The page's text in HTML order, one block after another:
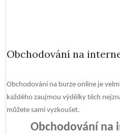
Obchodování na
Obchodování na burze online je
každého zaujmou výdělky těch
můžete sami vyzkoušet.
Obchodování na